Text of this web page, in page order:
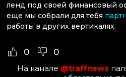
ленд под своей финансовый
еще мы собрали для тебя
работы в других вертикалях.
0 0
На канале @traffnews